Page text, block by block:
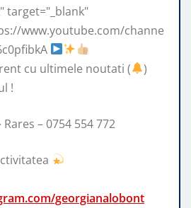
target="_blank"
www.youtube.com/channe
cu ultimele noutati (
)
!
– 0754 554 772
georgianalobont